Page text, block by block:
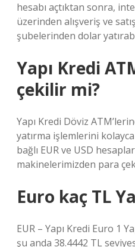
hesabı açtıktan sonra,
üzerinden alışveriş ve
şubelerinden dolar
Yapı Kredi
çekilir mi?
Yapı Kredi Döviz
yatırma işlemlerini
bağlı EUR ve USD
makinelerimizden para
Euro kaç TL
EUR – Yapı Kredi Euro 1
şu anda 38.4442 TL